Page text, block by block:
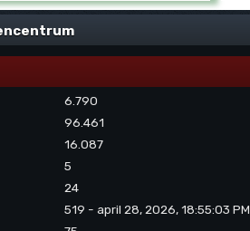
6.790
96.461
16.087
5
24
519 - april 28, 2026, 18:55:03 PM